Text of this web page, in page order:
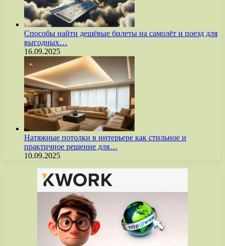
Способы найти дешёвые билеты на самолёт и поезд для
выгодных…
16.09.2025
Натяжные потолки в интерьере как стильное и
практичное решение для…
10.09.2025